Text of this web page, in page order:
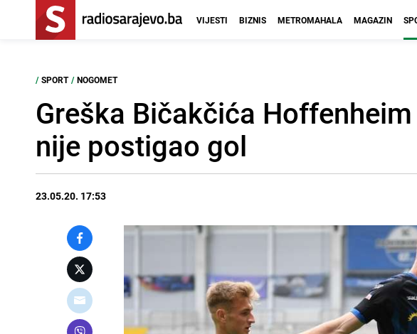
VIJESTI BIZNIS METROMAHALA MAGAZIN
/ SPORT / NOGOMET
Greška Bičakčića
nije postigao gol
23.05.20. 17:53